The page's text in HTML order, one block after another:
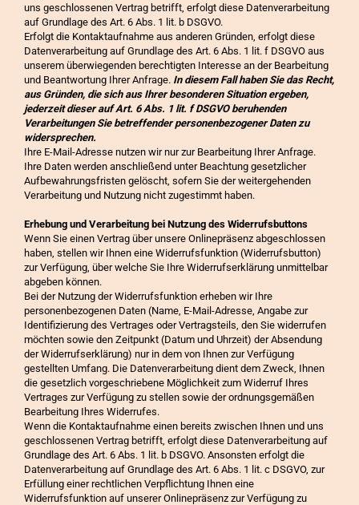
uns geschlossenen Vertrag betrifft, erfolgt diese Datenverarbeitung
auf Grundlage des Art. 6 Abs. 1 lit. b DSGVO.
Erfolgt die Kontaktaufnahme aus anderen Gründen, erfolgt diese
Datenverarbeitung auf Grundlage des Art. 6 Abs. 1 lit. f DSGVO aus
unserem überwiegenden berechtigten Interesse an der Bearbeitung
und Beantwortung Ihrer Anfrage. In diesem Fall haben Sie das Recht,
aus Gründen, die sich aus Ihrer besonderen Situation ergeben,
jederzeit dieser auf Art. 6 Abs. 1 lit. f DSGVO beruhenden
Verarbeitungen Sie betreffender personenbezogener Daten zu
widersprechen.
Ihre E-Mail-Adresse nutzen wir nur zur Bearbeitung Ihrer Anfrage.
Ihre Daten werden anschließend unter Beachtung gesetzlicher
Aufbewahrungsfristen gelöscht, sofern Sie der weitergehenden
Verarbeitung und Nutzung nicht zugestimmt haben.
Erhebung und Verarbeitung bei Nutzung des Widerrufsbuttons
Wenn Sie einen Vertrag über unsere Onlinepräsenz abgeschlossen
haben, stellen wir Ihnen eine Widerrufsfunktion (Widerrufsbutton)
zur Verfügung, über welche Sie Ihre Widerrufserklärung unmittelbar
abgeben können.
Bei der Nutzung der Widerrufsfunktion erheben wir Ihre
personenbezogenen Daten (Name, E-Mail-Adresse, Angabe zur
Identifizierung des Vertrages oder Vertragsteils, den Sie widerrufen
möchten sowie den Zeitpunkt (Datum und Uhrzeit) der Absendung
der Widerrufserklärung) nur in dem von Ihnen zur Verfügung
gestellten Umfang. Die Datenverarbeitung dient dem Zweck, Ihnen
die gesetzlich vorgeschriebene Möglichkeit zum Widerruf Ihres
Vertrages zur Verfügung zu stellen sowie der ordnungsgemäßen
Bearbeitung Ihres Widerrufes.
Wenn die Kontaktaufnahme einen bereits zwischen Ihnen und uns
geschlossenen Vertrag betrifft, erfolgt diese Datenverarbeitung auf
Grundlage des Art. 6 Abs. 1 lit. b DSGVO. Ansonsten erfolgt die
Datenverarbeitung auf Grundlage des Art. 6 Abs. 1 lit. c DSGVO, zur
Erfüllung einer rechtlichen Verpflichtung Ihnen eine
Widerrufsfunktion auf unserer Onlinepräsenz zur Verfügung zu